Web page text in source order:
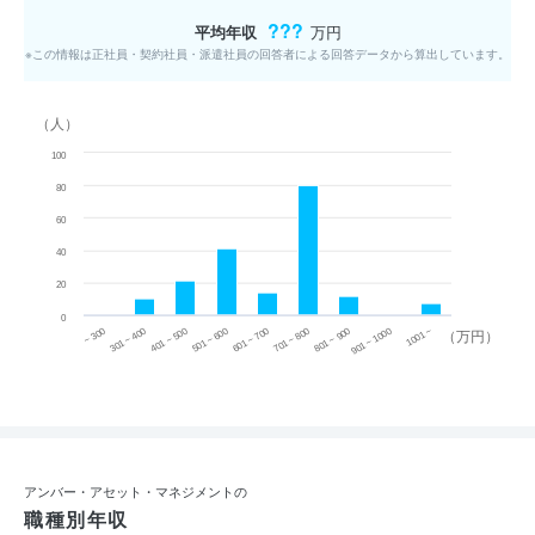
平均年収 ??? 万円
※この情報は正社員・契約社員・派遣社員の回答者による回答データから算出しています。
（万円）
（人）
~ 300 301 ~ 400 401 ~ 500501 ~ 600601 ~ 700701 ~ 800801 ~ 900901 ~ 1000 1001 ~
0
20
40
60
80
100
アンバー・アセット・マネジメントの
職種別年収